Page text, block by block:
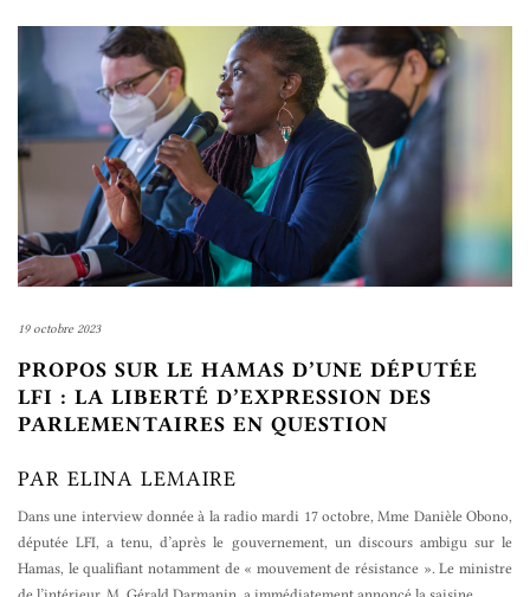
19 octobre 2023
PROPOS SUR LE HAMAS D’UNE DÉPUTÉE
LFI : LA LIBERTÉ D’EXPRESSION DES
PARLEMENTAIRES EN QUESTION
PAR ELINA LEMAIRE
Dans une interview donnée à la radio mardi 17 octobre, Mme Danièle Obono,
députée LFI, a tenu, d’après le gouvernement, un discours ambigu sur le
Hamas, le qualifiant notamment de « mouvement de résistance ». Le ministre